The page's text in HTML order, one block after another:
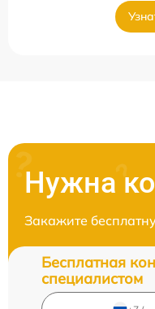
Нужна
Закажите
Бесплатная
специалистом